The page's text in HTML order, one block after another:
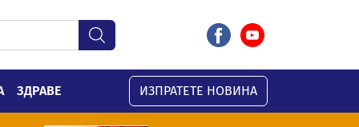
ЗДРАВЕ ИЗПРАТЕТЕ НОВИНА